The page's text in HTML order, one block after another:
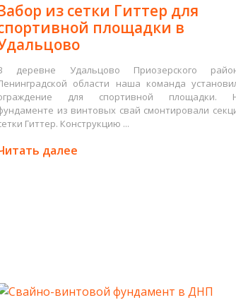
из сетки Гиттер для
площадки в
деревне Удальцово Приозерского
области наша команда
для спортивной площадки.
из винтовых свай смонтировали
Гиттер. Конструкцию ...
далее